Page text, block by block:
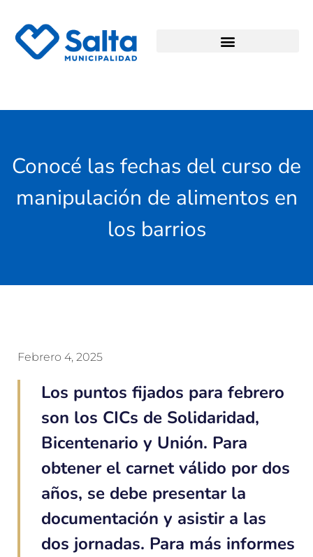
Conocé las fechas del curso de
manipulación de alimentos en
los barrios
Febrero 4, 2025
Los puntos fijados para febrero
son los CICs de Solidaridad,
Bicentenario y Unión. Para
obtener el carnet válido por dos
años, se debe presentar la
documentación y asistir a las
dos jornadas. Para más informes